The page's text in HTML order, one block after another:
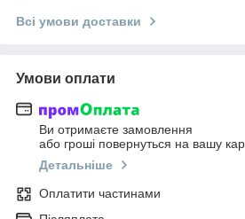
Всі умови доставки
Умови оплати
Ви отримаєте замовлення
або гроші повернуться на вашу
Детальніше
Оплатити частинами